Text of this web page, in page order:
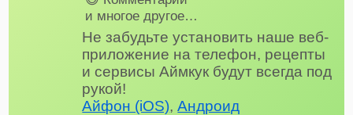
и многое другое…
Не забудьте установить наше веб-
приложение на телефон, рецепты
и сервисы Аймкук будут всегда под
рукой!
Айфон (iOS),Андроид